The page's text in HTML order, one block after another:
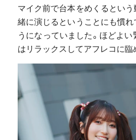
マイク前で台本をめくるとい
緒に演じるということにも慣れ
うになっていました。ほどよ
はリラックスしてアフレコに臨